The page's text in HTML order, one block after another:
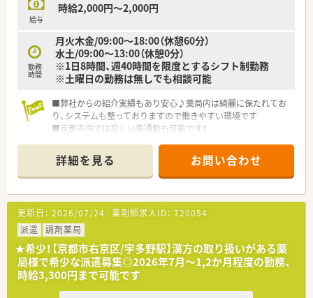
給与
時給2,000円～2,000円
勤務
時間
月火木金/09:00～18:00（休憩60分）
水土/09:00～13:00（休憩0分）
※1日8時間、週40時間を限度とするシフト制勤務
※土曜日の勤務は無しでも相談可能
■弊社からの紹介実績もあり安心♪薬局内は綺麗に保たれてお
り、システムも整っておりますので働きやすい環境です
■京都市内では珍しい車通勤も可能です！
◎
詳細を見る お問い合わせ
更新日： 2026/07/24 薬剤師求人ID： 720054
派遣
調剤薬局
★希少！【京都市右京区/宇多野駅】漢方の取り扱いがある薬
局様で希少な派遣募集◎2026年7月～1,2か月程度の勤務、
時給3,300円まで可能です